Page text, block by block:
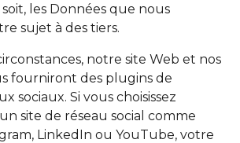
les Données que nous
sujet à des tiers.
notre site Web et nos
fourniront des plugins de
sociaux. Si vous choisissez
site de réseau social comme
LinkedIn ou YouTube, votre